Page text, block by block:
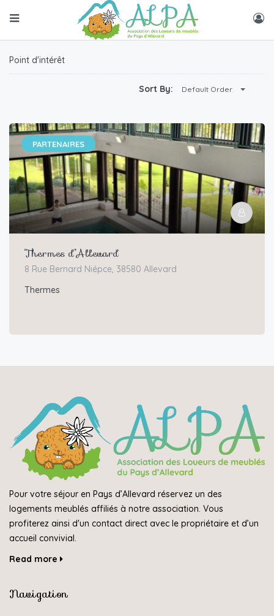
Point d'intérêt
Sort By: Default Order
PARTENAIRES
Thermes d’Allevard
8 Rue Bernard Niépce, 38580 Allevard
Thermes
Pour votre séjour en Pays d’Allevard réservez un des
logements meublés affiliés à notre association. Vous
profiterez ainsi d'un contact direct avec le propriétaire et d’un
accueil convivial.
Read more
Navigation